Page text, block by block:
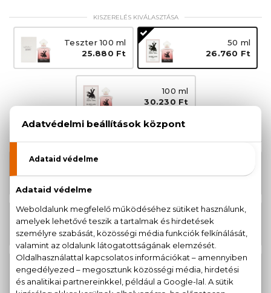
KISZERELÉS KIVÁLASZTÁSA
Teszter 100 ml
25.880 Ft
50 ml
26.760 Ft
100 ml
30.230 Ft
KAPCSOLÓDÓ TERMÉKEK
Parfum Absolue 100 ml
29.350 Ft
La Petite Robe Noire Eau De
Parfum Szett 50+5+75 ml
35.060 Ft
La Petite Robe Noire Eau De
Parfum Intense Szett 50+5+75 ml
34.620 Ft